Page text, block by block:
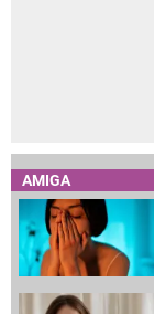
AMIGA